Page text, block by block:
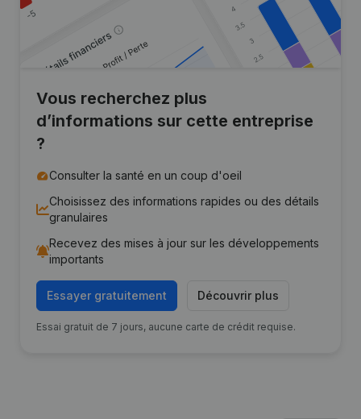
Vous recherchez plus
d’informations sur cette entreprise
?
Consulter la santé en un coup d'oeil
Choisissez des informations rapides ou des détails
granulaires
Recevez des mises à jour sur les développements
importants
Essayer gratuitement Découvrir plus
Essai gratuit de 7 jours, aucune carte de crédit requise.